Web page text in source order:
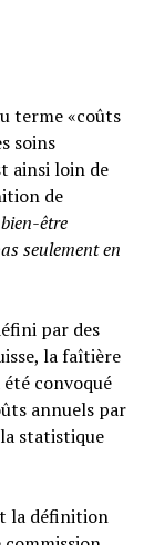
terme «coûts
soins
ainsi loin de
de
être
seulement en
par des
la faîtière
été convoqué
annuels par
statistique
la définition